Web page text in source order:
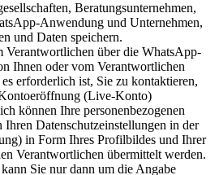
Beratungsunternehmen,
Anwendung und Unternehmen,
und Daten speichern.
Verantwortlichen über die WhatsApp-
Ihnen oder vom Verantwortlichen
erforderlich ist, Sie zu kontaktieren,
(Live-Konto)
können Ihre personenbezogenen
Ihren Datenschutzeinstellungen in der
in Form Ihres Profilbildes und Ihrer
Verantwortlichen übermittelt werden.
Sie nur dann um die Angabe